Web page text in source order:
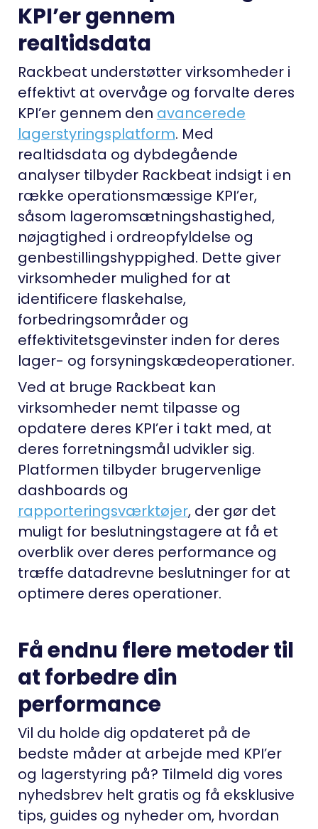
KPI’er gennem
realtidsdata
Rackbeat understøtter virksomheder i
effektivt at overvåge og forvalte deres
KPI’er gennem den avancerede
lagerstyringsplatform. Med
realtidsdata og dybdegående
analyser tilbyder Rackbeat indsigt i en
række operationsmæssige KPI’er,
såsom lageromsætningshastighed,
nøjagtighed i ordreopfyldelse og
genbestillingshyppighed. Dette giver
virksomheder mulighed for at
identificere flaskehalse,
forbedringsområder og
effektivitetsgevinster inden for deres
lager- og forsyningskædeoperationer.
Ved at bruge Rackbeat kan
virksomheder nemt tilpasse og
opdatere deres KPI’er i takt med, at
deres forretningsmål udvikler sig.
Platformen tilbyder brugervenlige
dashboards og
rapporteringsværktøjer, der gør det
muligt for beslutningstagere at få et
overblik over deres performance og
træffe datadrevne beslutninger for at
optimere deres operationer.
Få endnu flere metoder til
at forbedre din
performance
Vil du holde dig opdateret på de
bedste måder at arbejde med KPI’er
og lagerstyring på? Tilmeld dig vores
nyhedsbrev helt gratis og få eksklusive
tips, guides og nyheder om, hvordan